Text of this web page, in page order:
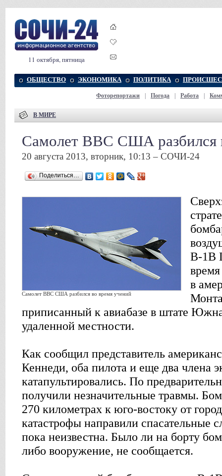
11 октября, пятница
ОБЩЕСТВО ЭКОНОМИКА ПОЛИТИКА
Фоторепортажи Погода Работа
В МИРЕ
Самолет ВВС США разбился
20 августа 2013, вторник, 10:13 – СОЧИ-24
Поделиться…
Самолет ВВС США разбился во время учений
B-1B
в
приписанный к авиабазе в штате
удаленной местности.
Как сообщил представитель
Кеннеди, оба пилота и еще два члена
катапультировались. По
получили незначительные травмы.
270 километрах к юго-востоку от
катастрофы направили спасательные
пока неизвестна. Было ли на борту
либо вооружение, не сообщается.